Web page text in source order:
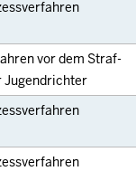
vor dem Straf-
Jugendrichter